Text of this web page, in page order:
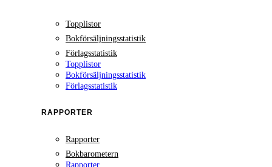
Topplistor
Bokförsäljningsstatistik
Förlagsstatistik
Topplistor
Bokförsäljningsstatistik
Förlagsstatistik
RAPPORTER
Rapporter
Bokbarometern
Rapporter